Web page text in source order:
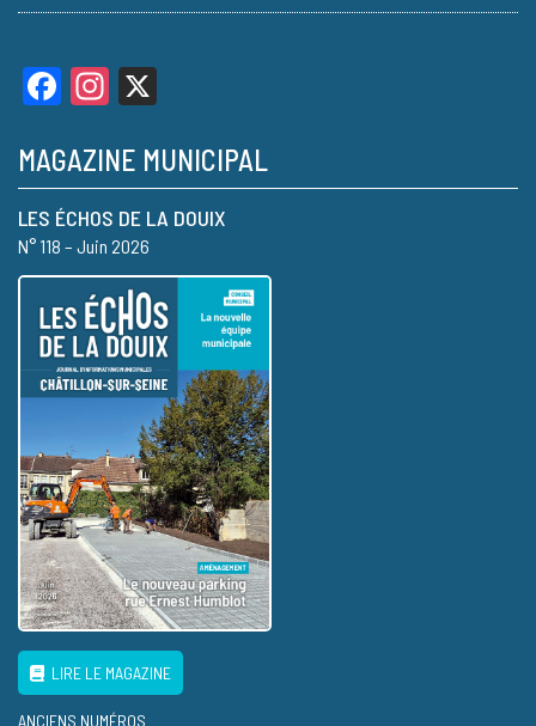
FacebookInstagram
MAGAZINE MUNICIPAL
LES ÉCHOS DE LA DOUIX
N° 118 – Juin 2026
LIRE LE MAGAZINE
ANCIENS NUMÉROS